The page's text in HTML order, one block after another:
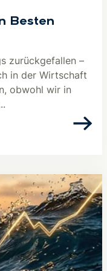
Besten
zurückgefallen –
in der Wirtschaft
obwohl wir in